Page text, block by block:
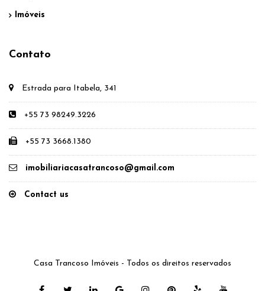
Imóveis
Contato
Estrada para Itabela, 341
+55 73 98249.3226
+55 73 3668.1380
imobiliariacasatrancoso@gmail.com
Contact us
Casa Trancoso Imóveis - Todos os direitos reservados